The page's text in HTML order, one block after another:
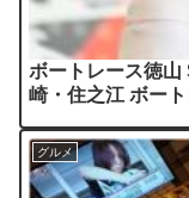
ボートレース徳山
崎・住之江 ボート
グルメ